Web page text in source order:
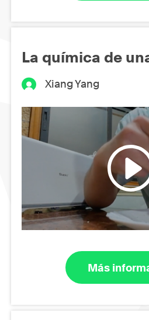
La química de
Xiang Yang
Más